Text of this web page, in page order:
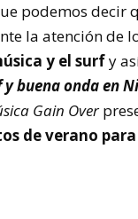
podemos decir
la atención de
y el surfy
y buena onda en
Gain Over
de verano para